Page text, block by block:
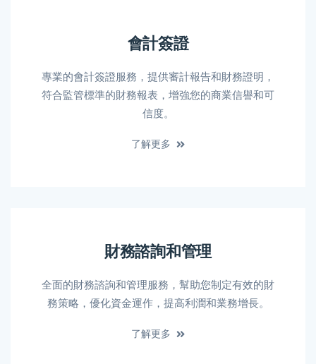
會計簽證
專業的會計簽證服務，提供審計報告和財務證明，
符合監管標準的財務報表，增強您的商業信譽和可
信度。
了解更多
財務諮詢和管理
全面的財務諮詢和管理服務，幫助您制定有效的財
務策略，優化資金運作，提高利潤和業務增長。
了解更多